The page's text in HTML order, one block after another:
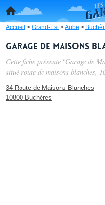
Accueil > Grand-Est> Aube >
Garage de Maisons
Cette fiche présente "Garage de
situé route de maisons blanches,
34 Route de Maisons Blanches
10800 Buchères